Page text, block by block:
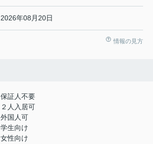
2026年08月20日
情報の見方
保証人不要
２人入居可
外国人可
学生向け
女性向け